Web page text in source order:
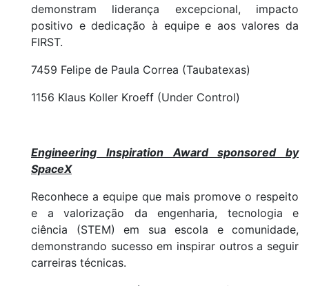
demonstram liderança excepcional, impacto
positivo e dedicação à equipe e aos valores da
FIRST.
7459 Felipe de Paula Correa (Taubatexas)
1156 Klaus Koller Kroeff (Under Control)
Engineering Inspiration Award sponsored by
SpaceX
Reconhece a equipe que mais promove o respeito
e a valorização da engenharia, tecnologia e
ciência (STEM) em sua escola e comunidade,
demonstrando sucesso em inspirar outros a seguir
carreiras técnicas.